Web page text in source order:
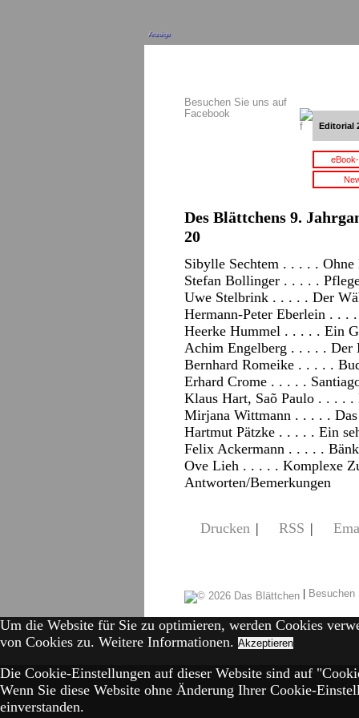
Anzeige
Besuchen Sie uns auf
Facebook
Editorial
Des Blättchens 9.
20
Sibylle Sechtem . . . . .
Stefan Bollinger . . . . .
Uwe Stelbrink . . . . . Der
Hermann-Peter Eberlein . . .
Heerke Hummel . . . . . Ein
Achim Engelberg . . . . . Der
Bernhard Romeike . . . . .
Erhard Crome . . . . .
Klaus Hart, Saõ Paulo . . . .
Mirjana Wittmann . . . . .
Hartmut Pätzke . . . . . Ein
Felix Ackermann . . . . .
Ove Lieh . . . . . Komplexe
Antworten/Bemerkungen
Drucken | RSS |
|
Um die Website für Sie zu optimieren, werden Cookies
von Cookies zu. Weitere Informationen. Akzeptieren
Die Cookie-Einstellungen auf dieser Website sind auf
Wenn Sie diese Website ohne Änderung Ihrer Cookie-
einverstanden.